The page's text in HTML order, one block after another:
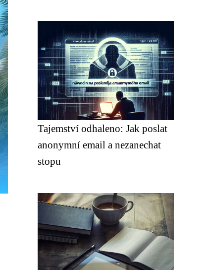
Tajemství odhaleno: Jak poslat
anonymní email a nezanechat
stopu